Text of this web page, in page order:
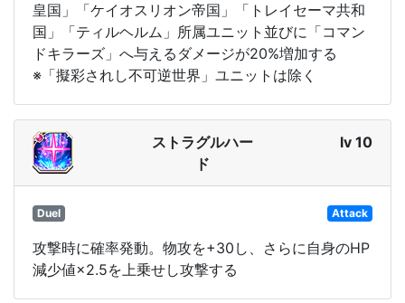
皇国」「ケイオスリオン帝国」「トレイセーマ共和
国」「ティルヘルム」所属ユニット並びに「コマン
ドキラーズ」へ与えるダメージが20%増加する
※「擬彩されし不可逆世界」ユニットは除く
ストラグルハー
ド
lv 10
Duel Attack
攻撃時に確率発動。物攻を+30し、さらに自身のHP
減少値×2.5を上乗せし攻撃する